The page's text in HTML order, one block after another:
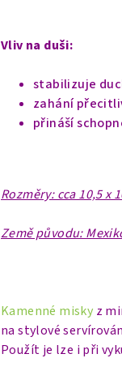
Vliv na duši:
stabilizuje
zahání
přináší
Rozměry: cca 10,5 x
Země původu:
Kamenné misky z
na stylové
Použít je lze i při